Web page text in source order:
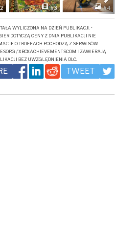
#3 #4
WYLICZONA NA DZIEŃ PUBLIKACJI. •
DOTYCZĄ CENY Z DNIA PUBLIKACJI NIE
O TROFEACH POCHODZĄ Z SERWISÓW
/ XBOXACHIEVEMENTS.COM I ZAWIERAJĄ
BEZ UWZGLĘDNIENIA DLC.
TWEET